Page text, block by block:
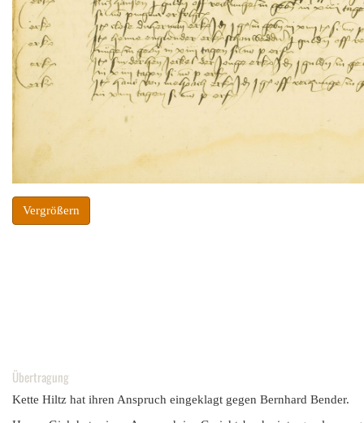
Vergrößern
Übertragung
Kette Hiltz hat ihren Anspruch eingeklagt gegen Bernhard Bender.